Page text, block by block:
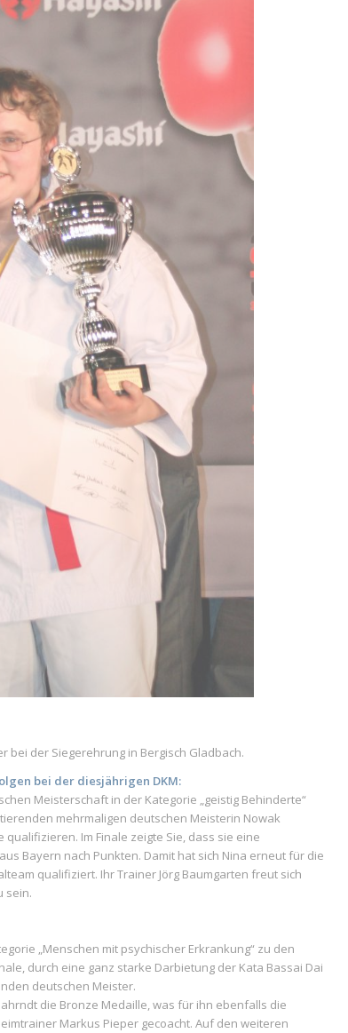
bei der Siegerehrung in Bergisch Gladbach.
bei der diesjährigen DKM:
Meisterschaft in der Kategorie „geistig Behinderte“
mehrmaligen deutschen Meisterin Nowak
Im Finale zeigte Sie, dass sie eine
Bayern nach Punkten. Damit hat sich Nina erneut für die
qualifiziert. Ihr Trainer Jörg Baumgarten freut sich
sein.
„Menschen mit psychischer Erkrankung“ zu den
durch eine ganz starke Darbietung der Kata Bassai Dai
deutschen Meister.
die Bronze Medaille, was für ihn ebenfalls die
Markus Pieper gecoacht. Auf den weiteren